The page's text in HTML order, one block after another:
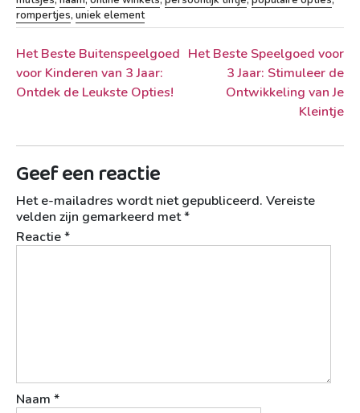
rompertjes, uniek element
Berichtnavigatie
Het Beste Buitenspeelgoed
voor Kinderen van 3 Jaar:
Ontdek de Leukste Opties!
Het Beste Speelgoed voor
3 Jaar: Stimuleer de
Ontwikkeling van Je
Kleintje
Geef een reactie
Het e-mailadres wordt niet gepubliceerd. Vereiste
velden zijn gemarkeerd met*
Reactie*
Naam *